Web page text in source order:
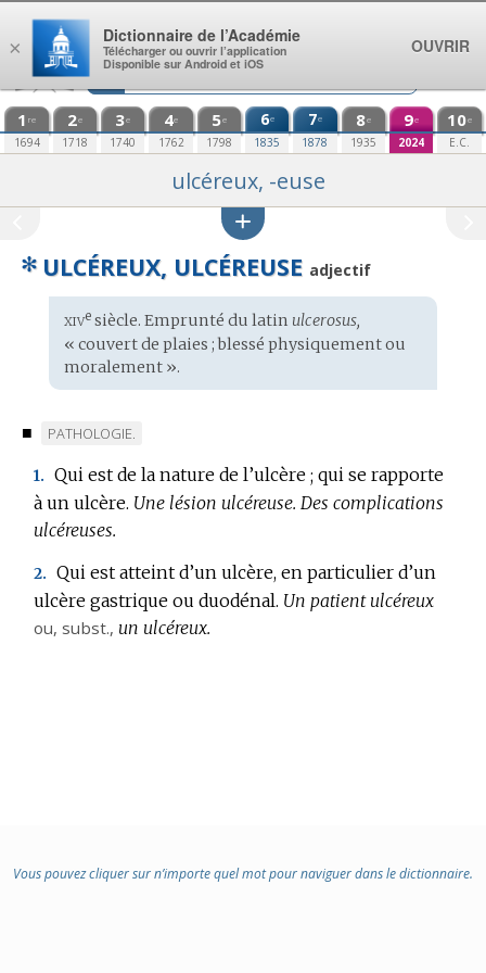
Aller au contenu
1 re
1694
2e
1718
3e
1740
4e
1762
5e
1798
6e
1835
7e
1878
8e
1935
9e
2024
10e
E.C.
ulcéreux, -euse
✻ ULCÉREUX, ULCÉREUSE adjectif
Étymologie
:
xivesiècle. Emprunté du latin ulcerosus,
« couvert de plaies ; blessé physiquement ou
moralement ».
■
MARQUE
DOMAINE
:
PATHOLOGIE.
1. Qui est de la nature de l’ulcère ; qui se rapporte
à un ulcère. Une lésion ulcéreuse. Des complications
ulcéreuses.
2. Qui est atteint d’un ulcère, en particulier d’un
ulcère gastrique ou duodénal. Un patient ulcéreux
ou, subst., un ulcéreux.
Vous pouvez cliquer sur n’importe quel mot pour naviguer dans le dictionnaire.
×
Dictionnaire de l’Académie
Télécharger ou ouvrir l’application
Disponible sur Android et iOS
OUVRIR